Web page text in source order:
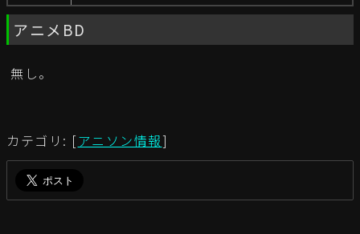
アニメBD
無し。
カテゴリ: [アニソン情報]